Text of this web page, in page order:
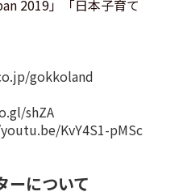
2019」「日本子育て
gokkoland
shZA
KvY4S1-pMSc
ーについて